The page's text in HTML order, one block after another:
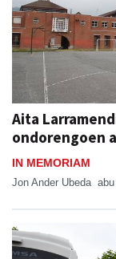
Aita
ondorengoen
IN MEMORIAM
Jon Ander Ubeda